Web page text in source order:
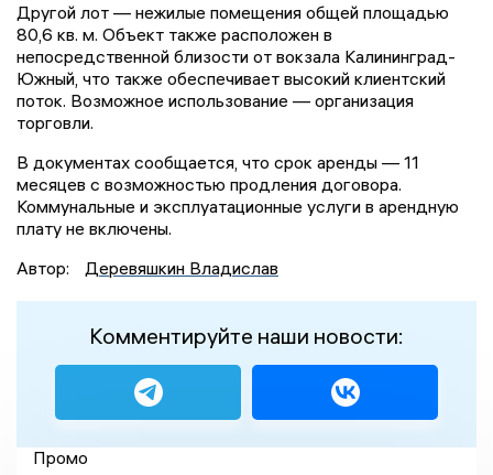
Другой лот — нежилые помещения общей площадью
80,6 кв. м. Объект также расположен в
непосредственной близости от вокзала Калининград-
Южный, что также обеспечивает высокий клиентский
поток. Возможное использование — организация
торговли.
В документах сообщается, что срок аренды — 11
месяцев с возможностью продления договора.
Коммунальные и эксплуатационные услуги в арендную
плату не включены.
Автор:
Деревяшкин Владислав
Комментируйте наши новости:
Промо